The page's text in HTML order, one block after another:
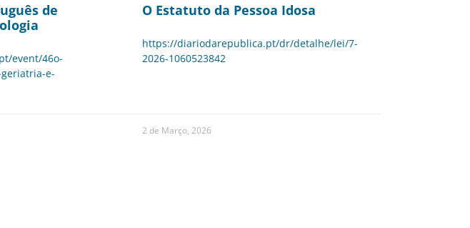
de
event/46o-
e-
O Estatuto da Pessoa Idosa
https://diariodarepublica.pt/dr/detalhe/lei/7-
2026-1060523842
2 de Março, 2026